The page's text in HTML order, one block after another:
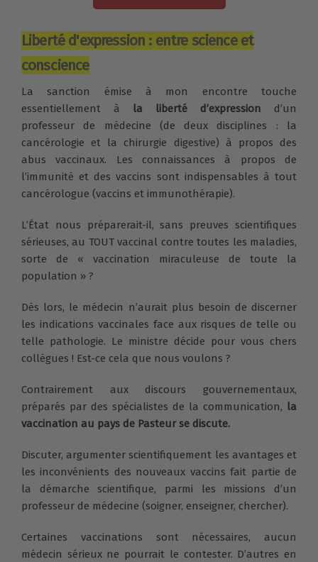
Liberté d'expression : entre science et
conscience
La sanction émise à mon encontre touche
essentiellement à la liberté d’expression d’un
professeur de médecine (de deux disciplines : la
cancérologie et la chirurgie digestive) à propos des
abus vaccinaux. Les connaissances à propos de
l’immunité et des vaccins sont indispensables à tout
cancérologue (vaccins et immunothérapie).
L’État nous préparerait-il, sans preuves scientifiques
sérieuses, au TOUT vaccinal contre toutes les maladies,
sorte de « vaccination miraculeuse de toute la
population » ?
Dès lors, le médecin n’aurait plus besoin de discerner
les indications vaccinales face aux risques de telle ou
telle pathologie. Le ministre décide pour vous chers
collègues ! Est-ce cela que nous voulons ?
Contrairement aux discours gouvernementaux,
préparés par des spécialistes de la communication, la
vaccination au pays de Pasteur se discute.
Discuter, argumenter scientifiquement les avantages et
les inconvénients des nouveaux vaccins fait partie de
la démarche scientifique, parmi les missions d’un
professeur de médecine (soigner, enseigner, chercher).
Certaines vaccinations sont nécessaires, aucun
médecin sérieux ne pourrait le contester. D’autres en